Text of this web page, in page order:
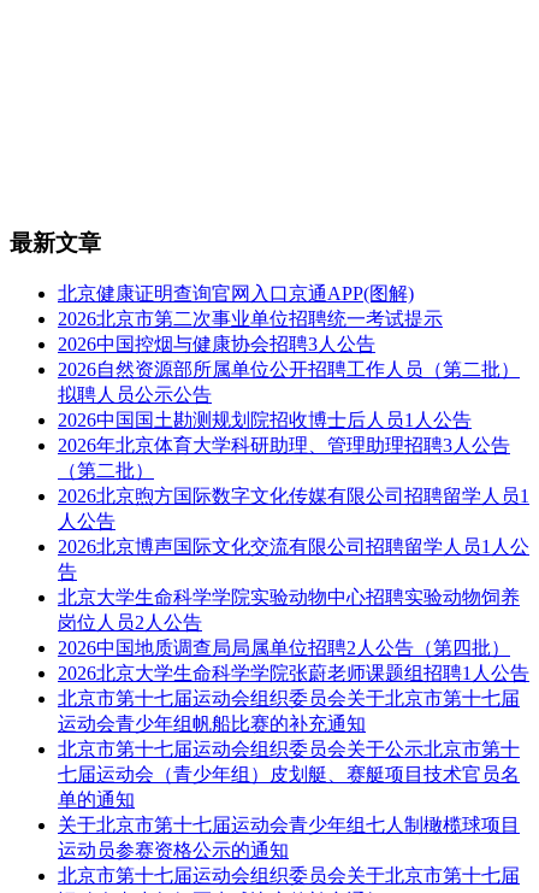
最新文章
北京健康证明查询官网入口京通APP(图解)
2026北京市第二次事业单位招聘统一考试提示
2026中国控烟与健康协会招聘3人公告
2026自然资源部所属单位公开招聘工作人员（第二批）
拟聘人员公示公告
2026中国国土勘测规划院招收博士后人员1人公告
2026年北京体育大学科研助理、管理助理招聘3人公告
（第二批）
2026北京煦方国际数字文化传媒有限公司招聘留学人员1
人公告
2026北京博声国际文化交流有限公司招聘留学人员1人公
告
北京大学生命科学学院实验动物中心招聘实验动物饲养
岗位人员2人公告
2026中国地质调查局局属单位招聘2人公告（第四批）
2026北京大学生命科学学院张蔚老师课题组招聘1人公告
北京市第十七届运动会组织委员会关于北京市第十七届
运动会青少年组帆船比赛的补充通知
北京市第十七届运动会组织委员会关于公示北京市第十
七届运动会（青少年组）皮划艇、赛艇项目技术官员名
单的通知
关于北京市第十七届运动会青少年组七人制橄榄球项目
运动员参赛资格公示的通知
北京市第十七届运动会组织委员会关于北京市第十七届